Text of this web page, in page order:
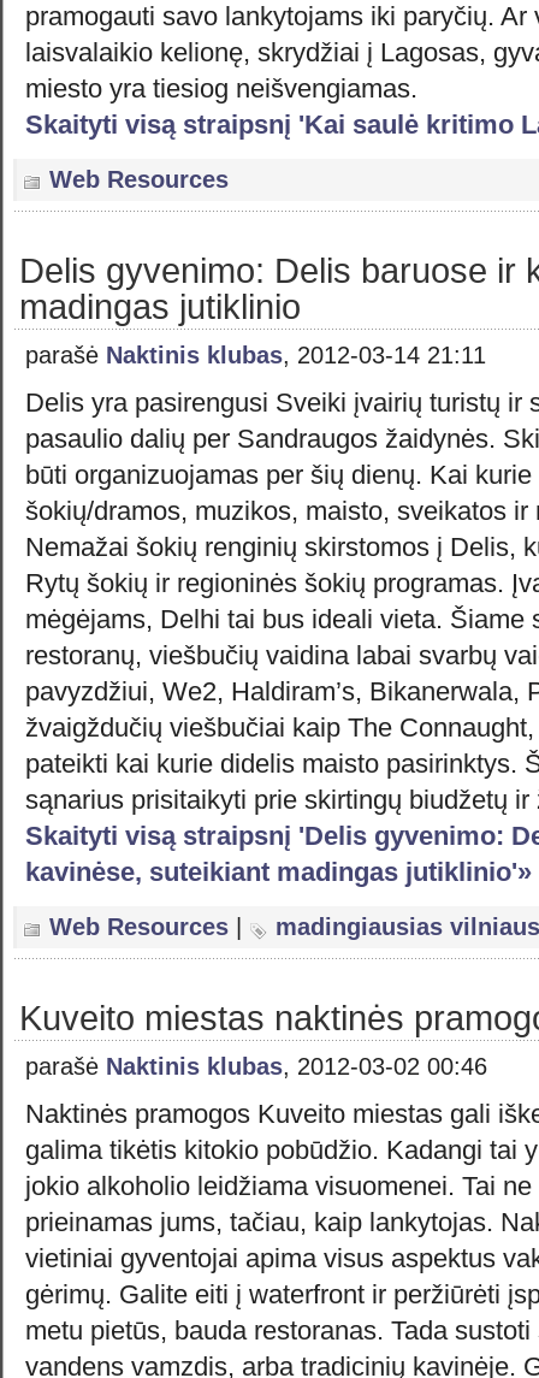
pramogauti savo lankytojams iki paryčių. Ar
laisvalaikio kelionę, skrydžiai į Lagosas,
miesto yra tiesiog neišvengiamas.
Skaityti visą straipsnį 'Kai saulė kritimo
Web Resources
Delis gyvenimo: Delis baruose ir
madingas jutiklinio
parašė Naktinis klubas, 2012-03-14 21:11
Delis yra pasirengusi Sveiki įvairių turistų ir
pasaulio dalių per Sandraugos žaidynės.
būti organizuojamas per šių dienų. Kai
šokių/dramos, muzikos, maisto, sveikatos
Nemažai šokių renginių skirstomos į Delis,
Rytų šokių ir regioninės šokių programas.
mėgėjams, Delhi tai bus ideali vieta. Šiame
restoranų, viešbučių vaidina labai svarbų
pavyzdžiui, We2, Haldiram’s, Bikanerwala,
žvaigždučių viešbučiai kaip The
pateikti kai kurie didelis maisto pasirinktys.
sąnarius prisitaikyti prie skirtingų biudžetų
Skaityti visą straipsnį 'Delis gyvenimo:
kavinėse, suteikiant madingas jutiklinio'»
Web Resources madingiausias
Kuveito miestas naktinės
parašė Naktinis klubas, 2012-03-02 00:46
Naktinės pramogos Kuveito miestas gali
galima tikėtis kitokio pobūdžio. Kadangi tai
jokio alkoholio leidžiama visuomenei. Tai
prieinamas jums, tačiau, kaip lankytojas.
vietiniai gyventojai apima visus aspektus
gėrimų. Galite eiti į waterfront ir peržiūrėti
metu pietūs, bauda restoranas. Tada
vandens vamzdis, arba tradicinių kavinėje.